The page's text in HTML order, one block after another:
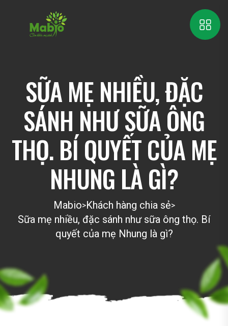
SỮA MẸ NHIỀU, ĐẶC
SÁNH NHƯ SỮA ÔNG
THỌ. BÍ QUYẾT CỦA MẸ
NHUNG LÀ GÌ?
Mabio>Khách hàng chia sẻ>
Sữa mẹ nhiều, đặc sánh như sữa ông thọ. Bí
quyết của mẹ Nhung là gì?